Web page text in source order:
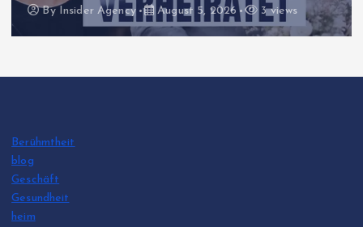
By Insider Agency August 5, 2026 13 views
Berühmtheit
blog
Geschäft
Gesundheit
heim